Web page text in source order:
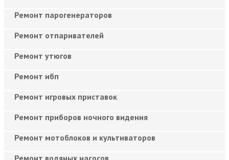
Ремонт парогенераторов
Ремонт отпаривателей
Ремонт утюгов
Ремонт ибп
Ремонт игровых приставок
Ремонт приборов ночного видения
Ремонт мотоблоков и культиваторов
Ремонт водяных насосов